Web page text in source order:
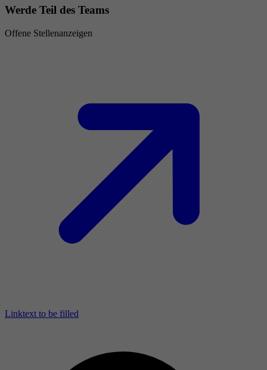
Werde Teil des Teams
Offene Stellenanzeigen
Linktext to be filled